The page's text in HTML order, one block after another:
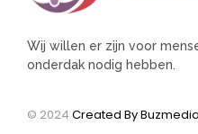
Wij willen er zijn voor
onderdak nodig hebben.
© 2024 Created By